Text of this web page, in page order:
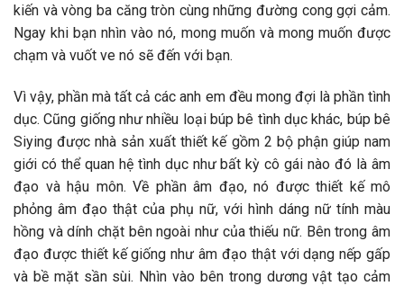
kiến ​​và vòng ba căng tròn cùng những đường cong gợi cảm.
Ngay khi bạn nhìn vào nó, mong muốn và mong muốn được
chạm và vuốt ve nó sẽ đến với bạn.
Vì vậy, phần mà tất cả các anh em đều mong đợi là phần tình
dục. Cũng giống như nhiều loại búp bê tình dục khác, búp bê
Siying được nhà sản xuất thiết kế gồm 2 bộ phận giúp nam
giới có thể quan hệ tình dục như bất kỳ cô gái nào đó là âm
đạo và hậu môn. Về phần âm đạo, nó được thiết kế mô
phỏng âm đạo thật của phụ nữ, với hình dáng nữ tính màu
hồng và dính chặt bên ngoài như của thiếu nữ. Bên trong âm
đạo được thiết kế giống như âm đạo thật với dạng nếp gấp
và bề mặt sần sùi. Nhìn vào bên trong dương vật tạo cảm